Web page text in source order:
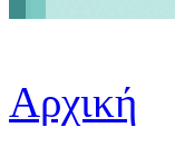
Είστε εδώ
Αρχική